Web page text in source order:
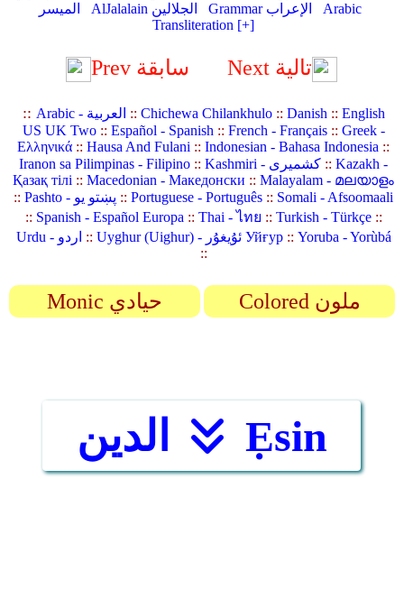
الميسر
AlJalalain الجلالين Grammar الإعراب
Arabic
Transliteration [+]
Prev سابقة Next تالية
:: Arabic - العربية :: Chichewa Chilankhulo:: Danish:: English
US UK Two:: Español - Spanish:: French - Français:: Greek -
Ελληνικά ::Hausa And Fulani ::Indonesian - Bahasa Indonesia ::
Iranon sa Pilimpinas - Filipino :: Kashmiri - کشمیری ::Kazakh -
Қазақ тілі ::Macedonian - Македонски ::Malayalam - മലയാളം
::
Pashto - پښتو یو ::Portuguese - Português :: Somali - Afsoomaali
:: Spanish - Español Europa:: Thai - ไทย :: Turkish - Türkçe::
Urdu - اردو :: Uyghur (Uighur) - ئۇيغۇر Уйғур:: Yoruba - Yorùbá
::
Monic حيادي Colored ملون
Ẹsin